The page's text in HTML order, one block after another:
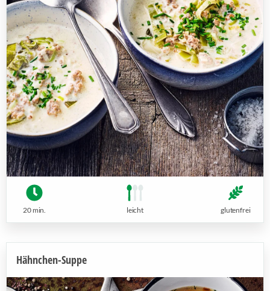
20 min. leicht glutenfrei
Hähnchen-Suppe